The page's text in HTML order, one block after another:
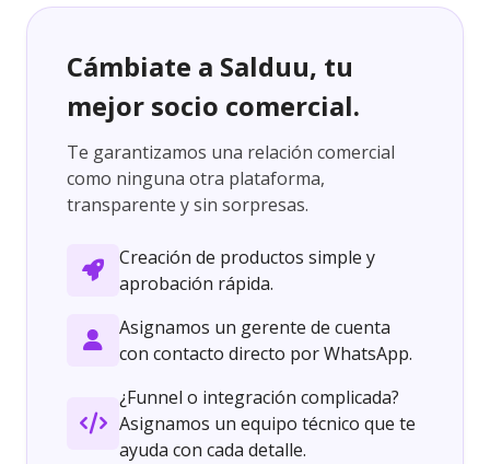
Cámbiate a Salduu, tu
mejor socio comercial.
Te garantizamos una relación comercial
como ninguna otra plataforma,
transparente y sin sorpresas.
Creación de productos simple y
aprobación rápida.
Asignamos un gerente de cuenta
con contacto directo por WhatsApp.
¿Funnel o integración complicada?
Asignamos un equipo técnico que te
ayuda con cada detalle.